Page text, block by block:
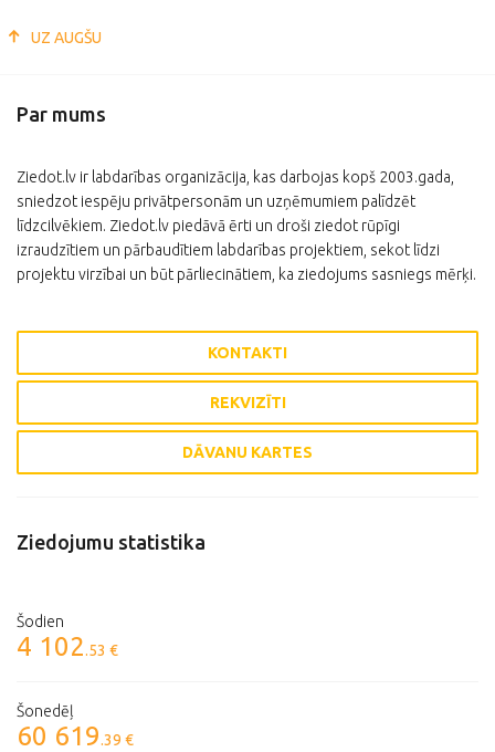
UZ AUGŠU
Par mums
Ziedot.lv ir labdarības organizācija, kas darbojas kopš 2003.gada,
sniedzot iespēju privātpersonām un uzņēmumiem palīdzēt
līdzcilvēkiem. Ziedot.lv piedāvā ērti un droši ziedot rūpīgi
izraudzītiem un pārbaudītiem labdarības projektiem, sekot līdzi
projektu virzībai un būt pārliecinātiem, ka ziedojums sasniegs mērķi.
KONTAKTI
REKVIZĪTI
DĀVANU KARTES
Ziedojumu statistika
Šodien
4 102.53 €
Šonedēļ
60 619.39 €